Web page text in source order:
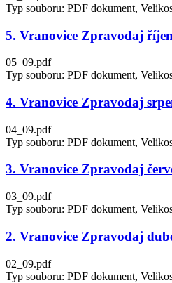
Typ souboru: PDF dokument,
5. Vranovice Zpravodaj
05_09.pdf
Typ souboru: PDF dokument,
4. Vranovice Zpravodaj
04_09.pdf
Typ souboru: PDF dokument,
3. Vranovice Zpravodaj
03_09.pdf
Typ souboru: PDF dokument,
2. Vranovice Zpravodaj
02_09.pdf
Typ souboru: PDF dokument,